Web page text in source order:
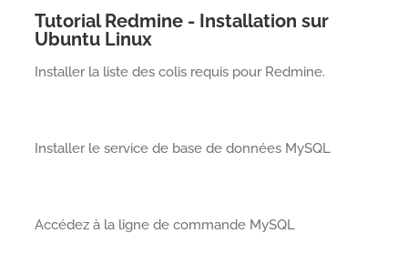
Tutorial Redmine - Installation sur
Ubuntu Linux
Installer la liste des colis requis pour Redmine.
Installer le service de base de données MySQL
Accédez à la ligne de commande MySQL